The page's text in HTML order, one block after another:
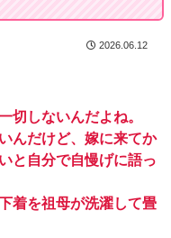
2026.06.12
切しないんだよね。
んだけど、嫁に来てか
と自分で自慢げに語っ
着を祖母が洗濯して畳